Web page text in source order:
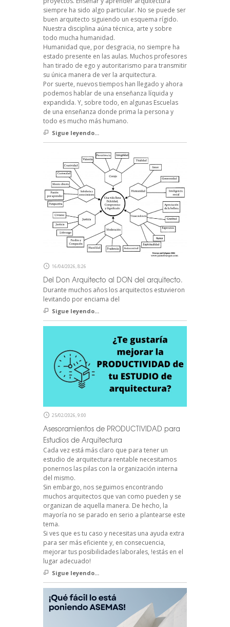
siempre ha sido algo particular. No se puede ser
buen arquitecto siguiendo un esquema rígido.
Nuestra disciplina aúna técnica, arte y sobre
todo mucha humanidad.
Humanidad que, por desgracia, no siempre ha
estado presente en las aulas. Muchos profesores
han tirado de ego y autoritarismo para transmitir
su única manera de ver la arquitectura.
Por suerte, nuevos tiempos han llegado y ahora
podemos hablar de una enseñanza líquida y
expandida. Y, sobre todo, en algunas Escuelas
de una enseñanza donde prima la persona y
todo es mucho más humano.
Sigue leyendo...
16/04/2026, 8:26
Del Don Arquitecto al DON del arquitecto.
Durante muchos años los arquitectos estuvieron
levitando por enciama del
Sigue leyendo...
25/02/2026, 9:00
Asesoramientos de PRODUCTIVIDAD para
Estudios de Arquitectura
Cada vez está más claro que para tener un
estudio de arquitectura rentable necesitamos
ponernos las pilas con la organización interna
del mismo.
Sin embargo, nos seguimos encontrando
muchos arquitectos que van como pueden y se
organizan de aquella manera. De hecho, la
mayoría no se parado en serio a plantearse este
tema.
Si ves que es tu caso y necesitas una ayuda extra
para ser más eficiente y, en consecuencia,
mejorar tus posibilidades laborales, !estás en el
lugar adecuado!
Sigue leyendo...